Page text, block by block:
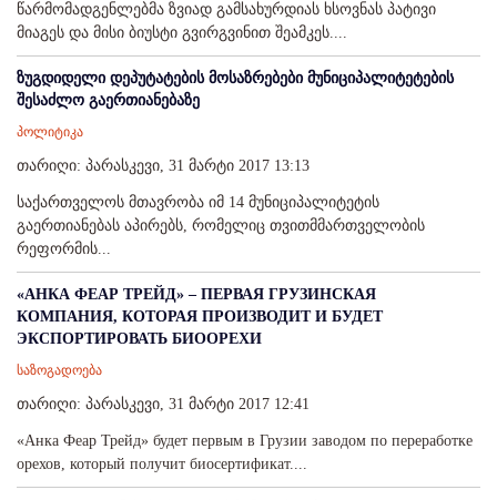
წარმომადგენლებმა ზვიად გამსახურდიას ხსოვნას პატივი
მიაგეს და მისი ბიუსტი გვირგვინით შეამკეს....
ზუგდიდელი დეპუტატების მოსაზრებები მუნიციპალიტეტების
შესაძლო გაერთიანებაზე
პოლიტიკა
თარიღი: პარასკევი, 31 მარტი 2017 13:13
საქართველოს მთავრობა იმ 14 მუნიციპალიტეტის
გაერთიანებას აპირებს, რომელიც თვითმმართველობის
რეფორმის...
«АНКА ФЕАР ТРЕЙД» – ПЕРВАЯ ГРУЗИНСКАЯ
КОМПАНИЯ, КОТОРАЯ ПРОИЗВОДИТ И БУДЕТ
ЭКСПОРТИРОВАТЬ БИООРЕХИ
საზოგადოება
თარიღი: პარასკევი, 31 მარტი 2017 12:41
«Анка Феар Трейд» будет первым в Грузии заводом по переработке
орехов, который получит биосертификат....